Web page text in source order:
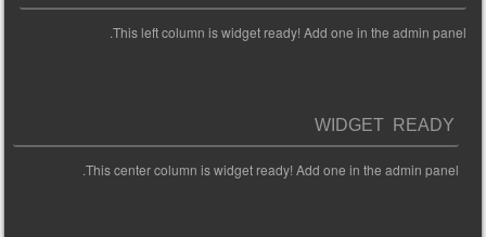
This left column is widget ready! Add one in the admin panel.
WIDGET READY
This center column is widget ready! Add one in the admin panel.